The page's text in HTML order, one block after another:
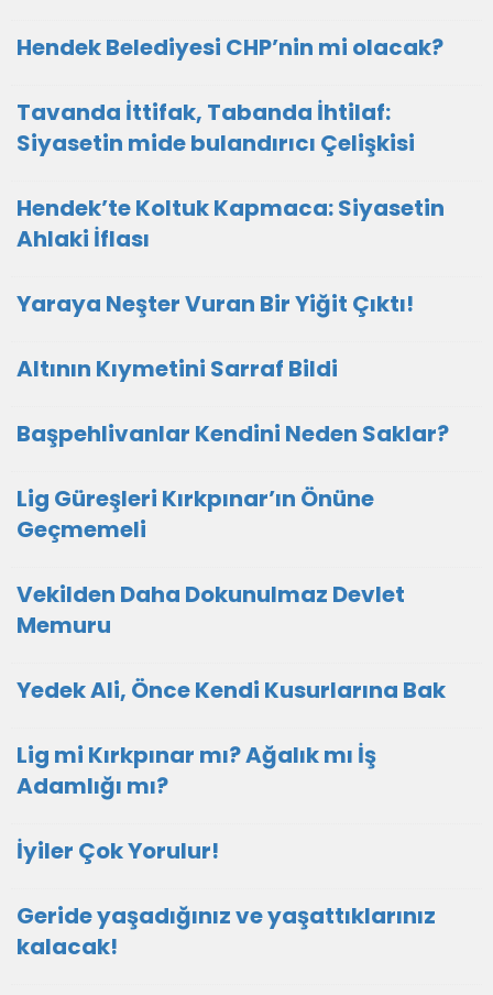
Hendek Belediyesi CHP’nin mi olacak?
Tavanda İttifak, Tabanda İhtilaf:
Siyasetin mide bulandırıcı Çelişkisi
Hendek’te Koltuk Kapmaca: Siyasetin
Ahlaki İflası
Yaraya Neşter Vuran Bir Yiğit Çıktı!
Altının Kıymetini Sarraf Bildi
Başpehlivanlar Kendini Neden Saklar?
Lig Güreşleri Kırkpınar’ın Önüne
Geçmemeli
Vekilden Daha Dokunulmaz Devlet
Memuru
Yedek Ali, Önce Kendi Kusurlarına Bak
Lig mi Kırkpınar mı? Ağalık mı İş
Adamlığı mı?
İyiler Çok Yorulur!
Geride yaşadığınız ve yaşattıklarınız
kalacak!